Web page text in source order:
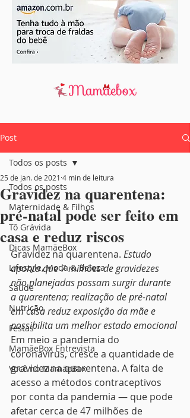
Post
Todos os posts
Maternidade & Filhos
Tô Grávida
Dicas MamãeBox
Lifestyle, Moda & Beleza
Saúde
Nutrição
Festas
MamãeBox Entrevista
Você no MamãeBox
Todos os posts
Gravidez na quarentena:
pré-natal pode ser feito em
casa e reduz riscos
25 de jan. de 2021 4 min de leitura
Gravidez na quarentena. Estudo
aponta que 7 milhões de gravidezes
não planejadas possam surgir durante
a quarentena; realização de pré-natal
em casa reduz exposição da mãe e
possibilita um melhor estado emocional
Em meio a pandemia do
coronavírus, cresce a quantidade de
gravidez na quarentena. A falta de
acesso a métodos contraceptivos
por conta da pandemia — que pode
afetar cerca de 47 milhões de